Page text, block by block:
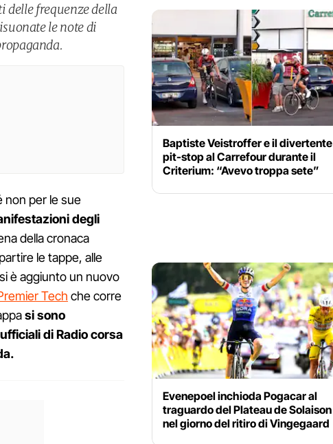
delle frequenze della
le note di
non per le sue
degli
della cronaca
le tappe, alle
è aggiunto un nuovo
Tech che corre
si sono
di Radio corsa
Baptiste Veistroffer e il divertente
pit-stop al Carrefour durante il
Criterium: “Avevo troppa sete”
Evenepoel inchioda Pogacar al
traguardo del Plateau de Solaison
nel giorno del ritiro di Vingegaard